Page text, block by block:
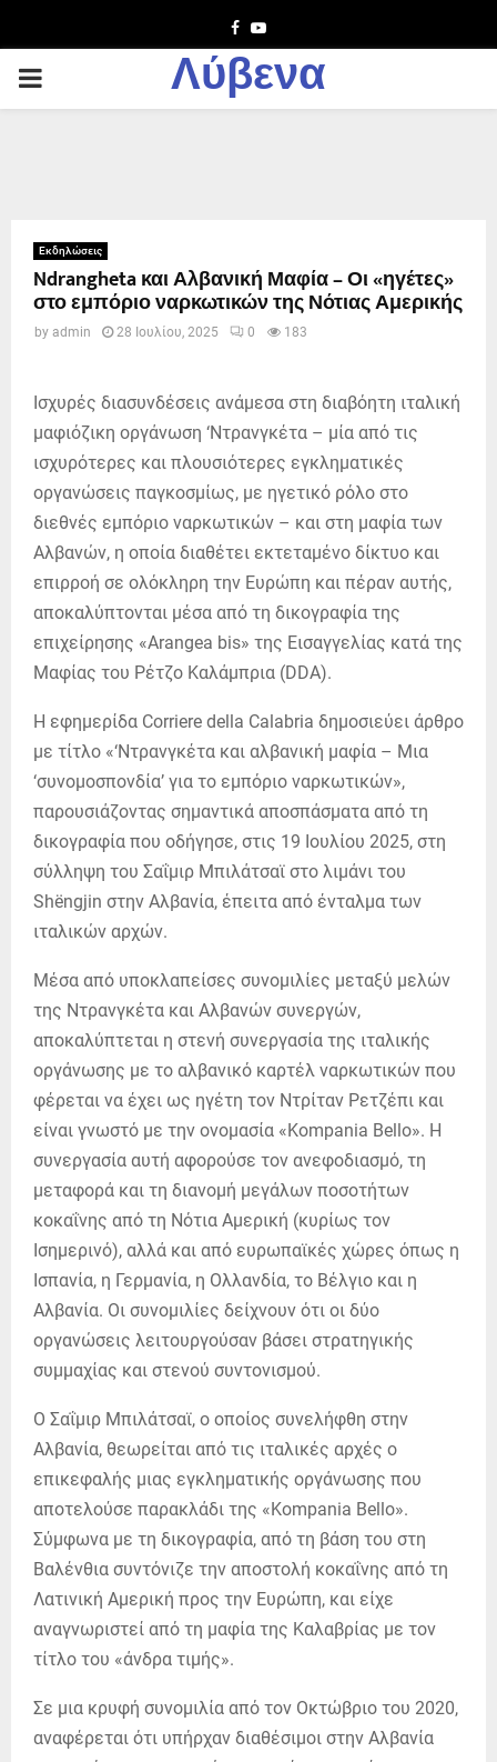
Facebook
Youtube
PRIMARY
Λύβενα
Εκδηλώσεις
Ndrangheta και Αλβανική Μαφία – Οι «ηγέτες»
στο εμπόριο ναρκωτικών της Νότιας Αμερικής
by admin 28 Ιουλίου, 2025 0 183
Ισχυρές διασυνδέσεις ανάμεσα στη διαβόητη ιταλική
μαφιόζικη οργάνωση ‘Ντρανγκέτα – μία από τις
ισχυρότερες και πλουσιότερες εγκληματικές
οργανώσεις παγκοσμίως, με ηγετικό ρόλο στο
διεθνές εμπόριο ναρκωτικών – και στη μαφία των
Αλβανών, η οποία διαθέτει εκτεταμένο δίκτυο και
επιρροή σε ολόκληρη την Ευρώπη και πέραν αυτής,
αποκαλύπτονται μέσα από τη δικογραφία της
επιχείρησης «Arangea bis» της Εισαγγελίας κατά της
Μαφίας του Ρέτζο Καλάμπρια (DDA).
Η εφημερίδα Corriere della Calabria δημοσιεύει άρθρο
με τίτλο «‘Ντρανγκέτα και αλβανική μαφία – Μια
‘συνομοσπονδία’ για το εμπόριο ναρκωτικών»,
παρουσιάζοντας σημαντικά αποσπάσματα από τη
δικογραφία που οδήγησε, στις 19 Ιουλίου 2025, στη
σύλληψη του Σαΐμιρ Μπιλάτσαϊ στο λιμάνι του
Shëngjin στην Αλβανία, έπειτα από ένταλμα των
ιταλικών αρχών.
Μέσα από υποκλαπείσες συνομιλίες μεταξύ μελών
της Ντρανγκέτα και Αλβανών συνεργών,
αποκαλύπτεται η στενή συνεργασία της ιταλικής
οργάνωσης με το αλβανικό καρτέλ ναρκωτικών που
φέρεται να έχει ως ηγέτη τον Ντρίταν Ρετζέπι και
είναι γνωστό με την ονομασία «Kompania Bello». Η
συνεργασία αυτή αφορούσε τον ανεφοδιασμό, τη
μεταφορά και τη διανομή μεγάλων ποσοτήτων
κοκαΐνης από τη Νότια Αμερική (κυρίως τον
Ισημερινό), αλλά και από ευρωπαϊκές χώρες όπως η
Ισπανία, η Γερμανία, η Ολλανδία, το Βέλγιο και η
Αλβανία. Οι συνομιλίες δείχνουν ότι οι δύο
οργανώσεις λειτουργούσαν βάσει στρατηγικής
συμμαχίας και στενού συντονισμού.
Ο Σαΐμιρ Μπιλάτσαϊ, ο οποίος συνελήφθη στην
Αλβανία, θεωρείται από τις ιταλικές αρχές ο
επικεφαλής μιας εγκληματικής οργάνωσης που
αποτελούσε παρακλάδι της «Kompania Bello».
Σύμφωνα με τη δικογραφία, από τη βάση του στη
Βαλένθια συντόνιζε την αποστολή κοκαΐνης από τη
Λατινική Αμερική προς την Ευρώπη, και είχε
αναγνωριστεί από τη μαφία της Καλαβρίας με τον
τίτλο του «άνδρα τιμής».
Σε μια κρυφή συνομιλία από τον Οκτώβριο του 2020,
αναφέρεται ότι υπήρχαν διαθέσιμοι στην Αλβανία